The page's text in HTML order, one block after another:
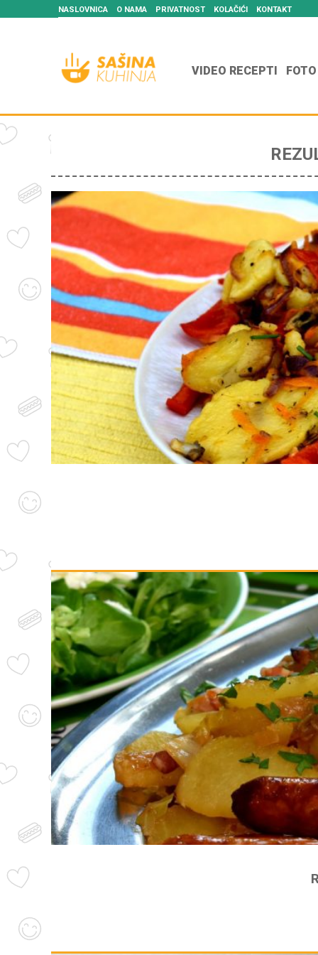
NASLOVNICA O NAMA PRIVATNOST KOLAČIĆI KONTAKT
VIDEO RECEPTI